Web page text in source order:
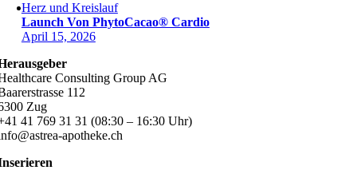
Herz und Kreislauf
Launch Von PhytoCacao® Cardio
April 15, 2026
Consulting Group AG
112
Zug
41 769 31 31 (08:30 – 16:30 Uhr)
apotheke.ch